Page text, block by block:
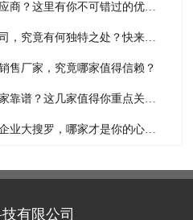
想找市场抛光布轮厂家供应商？这里有你不可错过的优质之选！
国内专业机器人抛光轮公司，究竟有何独特之处？快来一探究竟！
售厂家，究竟哪家值得信赖？
自动机抛光布轮供应商哪家靠谱？这几家值得你重点关注！
市面上靠谱封边机抛光轮企业大搜罗，哪家才是你的心头好？
有限公司